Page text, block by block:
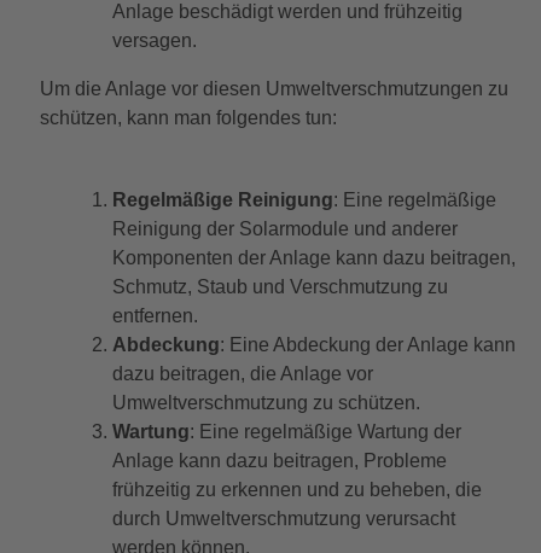
Anlage beschädigt werden und frühzeitig
versagen.
Um die Anlage vor diesen Umweltverschmutzungen zu
schützen, kann man folgendes tun:
Regelmäßige Reinigung: Eine regelmäßige
Reinigung der Solarmodule und anderer
Komponenten der Anlage kann dazu beitragen,
Schmutz, Staub und Verschmutzung zu
entfernen.
Abdeckung: Eine Abdeckung der Anlage kann
dazu beitragen, die Anlage vor
Umweltverschmutzung zu schützen.
Wartung: Eine regelmäßige Wartung der
Anlage kann dazu beitragen, Probleme
frühzeitig zu erkennen und zu beheben, die
durch Umweltverschmutzung verursacht
werden können.